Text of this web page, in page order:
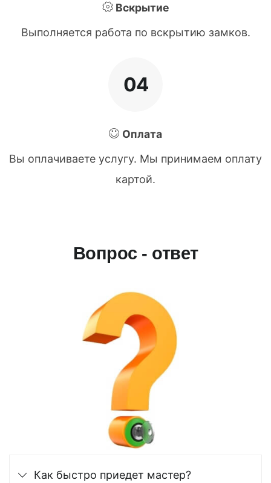
Вскрытие
Выполняется работа по вскрытию замков.
04
Оплата
Вы оплачиваете услугу. Мы принимаем оплату
картой.
Вопрос - ответ
Как быстро приедет мастер?